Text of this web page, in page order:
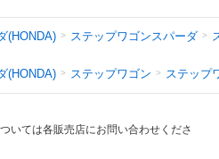
(HONDA) ステップワゴンスパーダ
(HONDA) ステップワゴン ステップ
いては各販売店にお問い合わせくださ